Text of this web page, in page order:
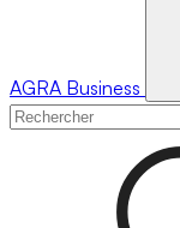
AGRA Business